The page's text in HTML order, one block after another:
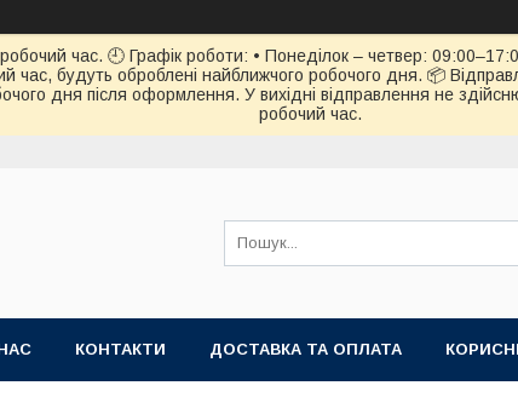
час. 🕘 Графік роботи: • Понеділок – четвер:
час, будуть оброблені найближчого робочого дня. 📦
дня після оформлення. У вихідні відправлення не
робочий час.
КОНТАКТИ ДОСТАВКА ТА ОПЛАТА